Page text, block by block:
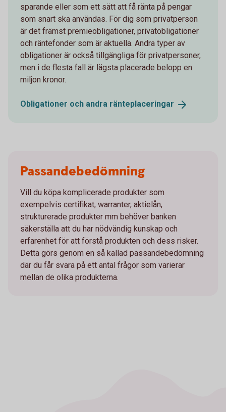
sparande eller som ett sätt att få ränta på pengar
som snart ska användas. För dig som privatperson
är det främst premieobligationer, privatobligationer
och räntefonder som är aktuella. Andra typer av
obligationer är också tillgängliga för privatpersoner,
men i de flesta fall är lägsta placerade belopp en
miljon kronor.
Obligationer och andra ränteplaceringar
Passandebedömning
Vill du köpa komplicerade produkter som
exempelvis certifikat, warranter, aktielån,
strukturerade produkter mm behöver banken
säkerställa att du har nödvändig kunskap och
erfarenhet för att förstå produkten och dess risker.
Detta görs genom en så kallad passandebedömning
där du får svara på ett antal frågor som varierar
mellan de olika produkterna.